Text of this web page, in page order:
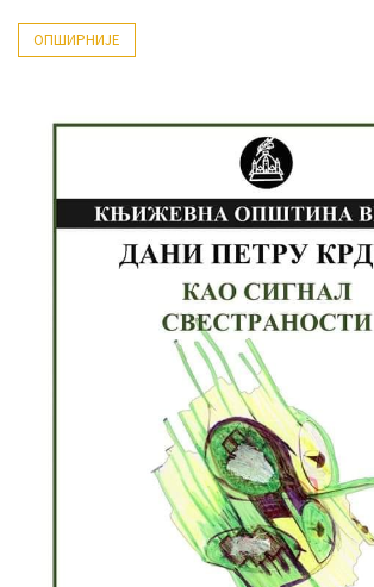
ОПШИРНИЈЕ